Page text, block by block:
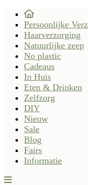
Persoonlijke
Haarverzorging
Natuurlijke zeep
No plastic
Cadeaus
In Huis
Eten & Drinken
Zelfzorg
DIY
Nieuw
Sale
Blog
Fairs
Informatie